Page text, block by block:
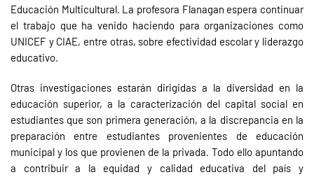
Educación Multicultural. La profesora Flanagan espera continuar
el trabajo que ha venido haciendo para organizaciones como
UNICEF y CIAE, entre otras, sobre efectividad escolar y liderazgo
educativo.
Otras investigaciones estarán dirigidas a la diversidad en la
educación superior, a la caracterización del capital social en
estudiantes que son primera generación, a la discrepancia en la
preparación entre estudiantes provenientes de educación
municipal y los que provienen de la privada. Todo ello apuntando
a contribuir a la equidad y calidad educativa del país y